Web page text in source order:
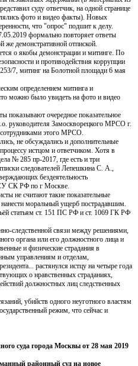
суду ответчик, на одной странице
фото и видео факты). Новых
что "опрос" подшит к делу.
формально повторяет ответы
же демонстративной отпиской.
о якобы демонстрации и митинге. По
и противодействия коррупции
7, митинг на Болотной площади 6 мая
определением митинга и
можно было увидеть на фото и видео
показывают очередное показательное
руководителя Замоскворецкого МРСО г.
этого МРСО.
не обсуждались и дополнительные
истцом и ответчиком. Хотя в
№ 285 пр-2017, где есть и три
следователей Лепешкина С. А.,
бездеятельность
СК РФ по г Москве.
не считают такие показательные
нанести моральный ущерб пострадавшим.
статьям ст. 151 ПС РФ и ст. 1069 ГК РФ
следственной связи между решениями,
органа или его должностного лица и
и физические страдания в
управлениям и отделам,
растянулся истцу на четыре года
о нравственных страданиях,
должностных лиц следственных
убийств одного неуготного властям
режим, что сейчас и
суда города Москвы от 28 мая 2019
районный суд на новое